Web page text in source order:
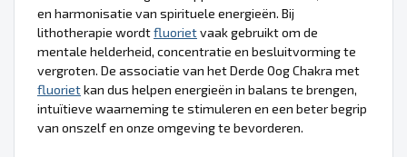
en harmonisatie van spirituele energieën. Bij
lithotherapie wordtfluorietvaak gebruikt om de
mentale helderheid, concentratie en besluitvorming te
vergroten. De associatie van het Derde Oog Chakra met
fluorietkan dus helpen energieën in balans te brengen,
intuïtieve waarneming te stimuleren en een beter begrip
van onszelf en onze omgeving te bevorderen.